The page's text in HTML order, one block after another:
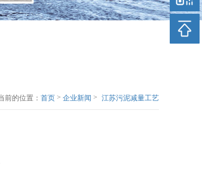
前的位置： 首页 > 企业新闻 > 江苏污泥减量工艺